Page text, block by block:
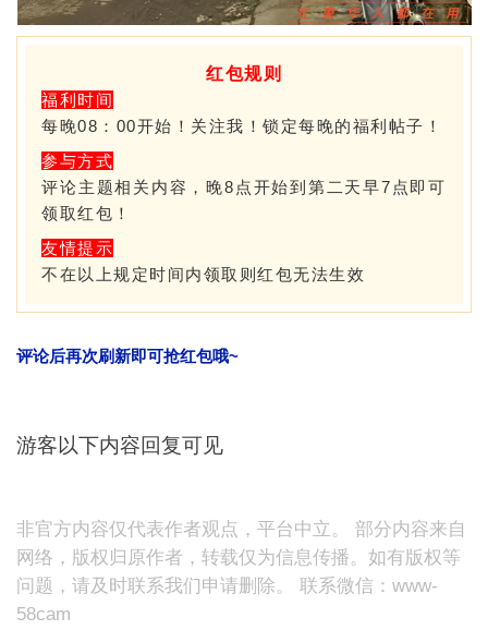
红包规则
福利时间
每晚08：00开始！关注我！锁定每晚的福利帖子！
参与方式
评论主题相关内容，晚8点开始到第二天早7点即可
领取红包！
友情提示
不在以上规定时间内领取则红包无法生效
评论后再次刷新即可抢红包哦~
游客以下内容回复可见
非官方内容仅代表作者观点，平台中立。 部分内容来自
网络，版权归原作者，转载仅为信息传播。如有版权等
问题，请及时联系我们申请删除。 联系微信：www-
58cam